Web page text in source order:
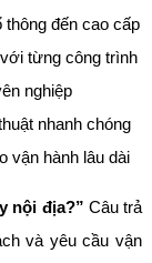
đến cao cấp
từng công trình
nghiệp
nhanh chóng
vận hành lâu dài
nội địa?” Câu trả
và yêu cầu vận